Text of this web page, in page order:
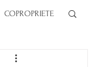
COPROPRIETE